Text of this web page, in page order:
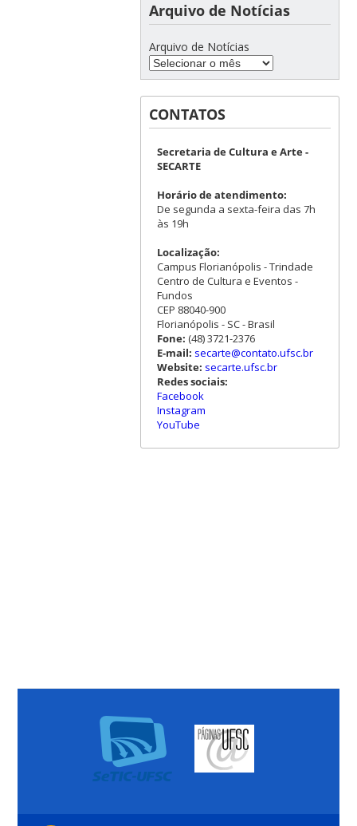
Arquivo de Notícias
Arquivo de Notícias
CONTATOS
Secretaria de Cultura e Arte -
SECARTE
Horário de atendimento:
De segunda a sexta-feira das 7h
às 19h
Localização:
Campus Florianópolis - Trindade
Centro de Cultura e Eventos -
Fundos
CEP 88040-900
Florianópolis - SC - Brasil
Fone: (48) 3721-2376
E-mail: secarte@contato.ufsc.br
Website: secarte.ufsc.br
Redes sociais:
Facebook
Instagram
YouTube